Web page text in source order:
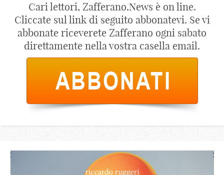
Cari lettori, Zafferano.News è on line.
Cliccate sul link di seguito abbonatevi. Se vi
abbonate riceverete Zafferano ogni sabato
direttamente nella vostra casella email.